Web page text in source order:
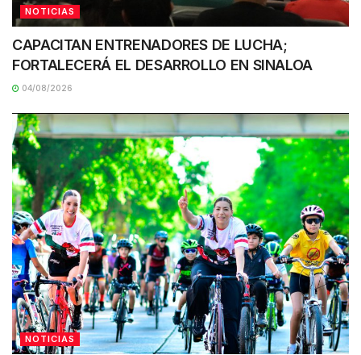
NOTICIAS
CAPACITAN ENTRENADORES DE LUCHA;
FORTALECERÁ EL DESARROLLO EN SINALOA
04/08/2026
NOTICIAS